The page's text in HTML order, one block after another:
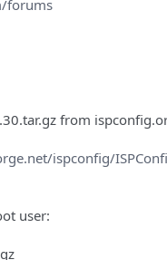
forums
from
ispconfig/
user: